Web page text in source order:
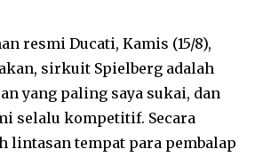
resmi Ducati, Kamis (15/8),
sirkuit Spielberg adalah
yang paling saya sukai, dan
selalu kompetitif. Secara
lintasan tempat para pembalap